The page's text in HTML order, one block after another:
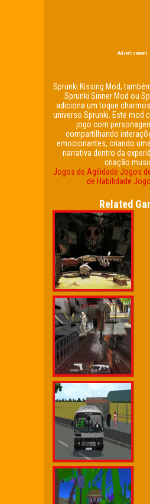
Advertisement
Sprunki Kissing Mod,
Sprunki Sinner Mod ou
adiciona um toque
universo Sprunki. Este mod
jogo com
compartilhando
emocionantes, criando
narrativa dentro da
criação
Jogos de Agilidade Jogos
de Habilidade
Related